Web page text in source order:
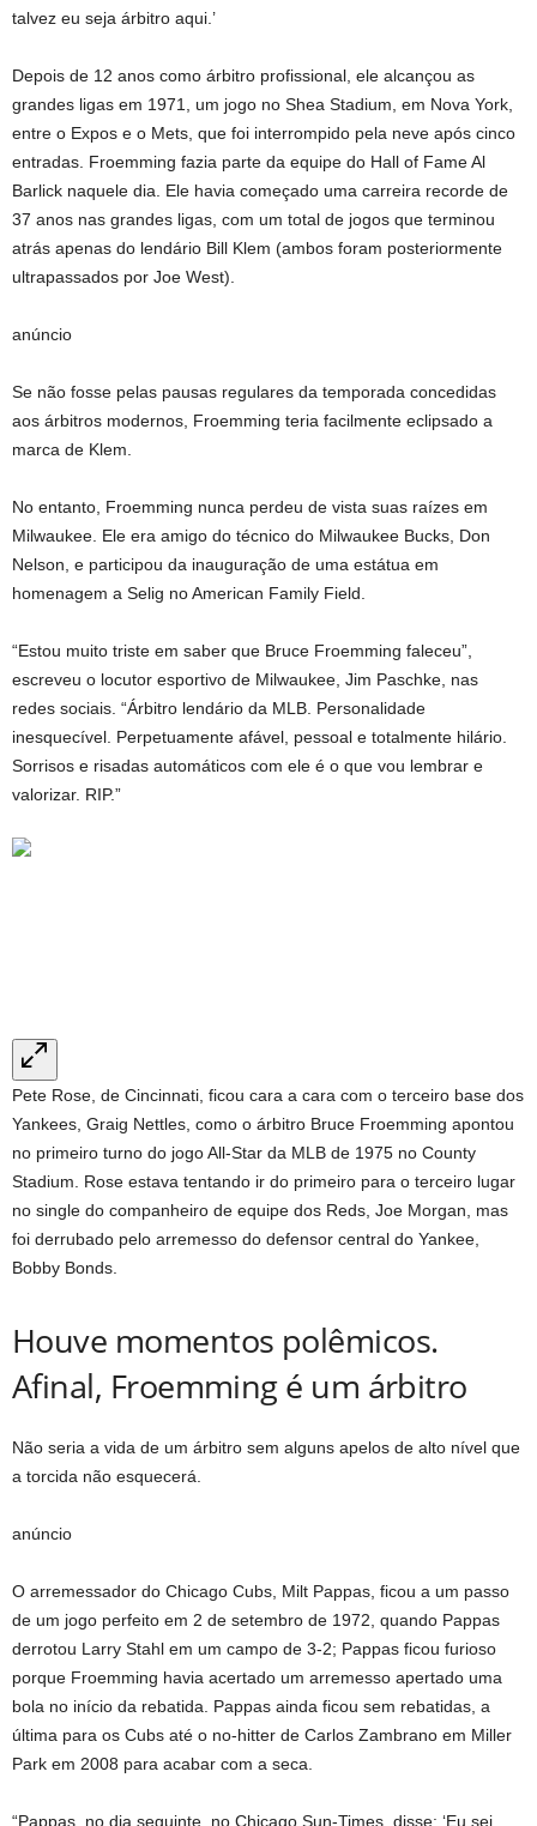
talvez eu seja árbitro aqui.’
Depois de 12 anos como árbitro profissional, ele alcançou as
grandes ligas em 1971, um jogo no Shea Stadium, em Nova York,
entre o Expos e o Mets, que foi interrompido pela neve após cinco
entradas. Froemming fazia parte da equipe do Hall of Fame Al
Barlick naquele dia. Ele havia começado uma carreira recorde de
37 anos nas grandes ligas, com um total de jogos que terminou
atrás apenas do lendário Bill Klem (ambos foram posteriormente
ultrapassados ​​por Joe West).
anúncio
Se não fosse pelas pausas regulares da temporada concedidas
aos árbitros modernos, Froemming teria facilmente eclipsado a
marca de Klem.
No entanto, Froemming nunca perdeu de vista suas raízes em
Milwaukee. Ele era amigo do técnico do Milwaukee Bucks, Don
Nelson, e participou da inauguração de uma estátua em
homenagem a Selig no American Family Field.
“Estou muito triste em saber que Bruce Froemming faleceu”,
escreveu o locutor esportivo de Milwaukee, Jim Paschke, nas
redes sociais. “Árbitro lendário da MLB. Personalidade
inesquecível. Perpetuamente afável, pessoal e totalmente hilário.
Sorrisos e risadas automáticos com ele é o que vou lembrar e
valorizar. RIP.”
Pete Rose, de Cincinnati, ficou cara a cara com o terceiro base dos
Yankees, Graig Nettles, como o árbitro Bruce Froemming apontou
no primeiro turno do jogo All-Star da MLB de 1975 no County
Stadium. Rose estava tentando ir do primeiro para o terceiro lugar
no single do companheiro de equipe dos Reds, Joe Morgan, mas
foi derrubado pelo arremesso do defensor central do Yankee,
Bobby Bonds.
Houve momentos polêmicos.
Afinal, Froemming é um árbitro
Não seria a vida de um árbitro sem alguns apelos de alto nível que
a torcida não esquecerá.
anúncio
O arremessador do Chicago Cubs, Milt Pappas, ficou a um passo
de um jogo perfeito em 2 de setembro de 1972, quando Pappas
derrotou Larry Stahl em um campo de 3-2; Pappas ficou furioso
porque Froemming havia acertado um arremesso apertado uma
bola no início da rebatida. Pappas ainda ficou sem rebatidas, a
última para os Cubs até o no-hitter de Carlos Zambrano em Miller
Park em 2008 para acabar com a seca.
“Pappas, no dia seguinte, no Chicago Sun-Times, disse: ‘Eu sei